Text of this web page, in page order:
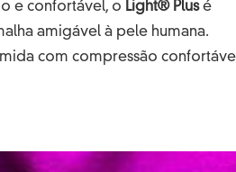
e confortável, o Light® Plusé
amigável à pele humana.
com compressão